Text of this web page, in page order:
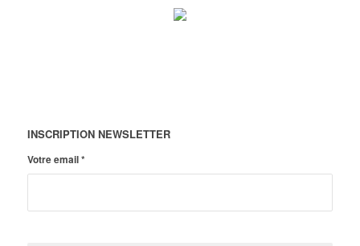
INSCRIPTION NEWSLETTER
Votre email*